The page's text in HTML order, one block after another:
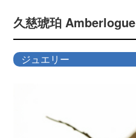
久慈琥珀 Amberlogue
ジュエリー